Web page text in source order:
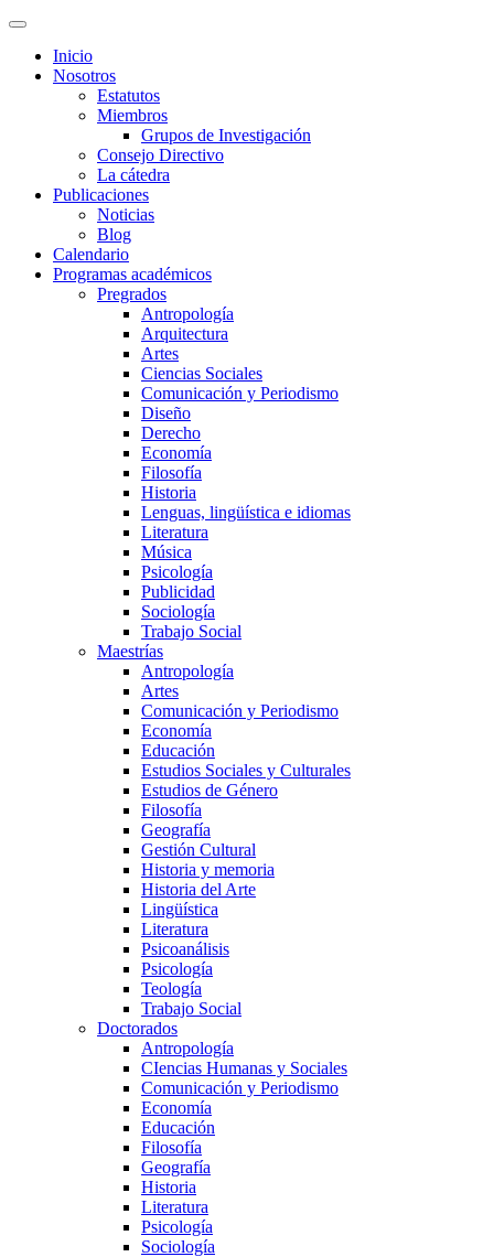
Inicio
Nosotros
Estatutos
Miembros
Grupos de Investigación
Consejo Directivo
La cátedra
Publicaciones
Noticias
Blog
Calendario
Programas académicos
Pregrados
Antropología
Arquitectura
Artes
Ciencias Sociales
Comunicación y Periodismo
Diseño
Derecho
Economía
Filosofía
Historia
Lenguas, lingüística e idiomas
Literatura
Música
Psicología
Publicidad
Sociología
Trabajo Social
Maestrías
Antropología
Artes
Comunicación y Periodismo
Economía
Educación
Estudios Sociales y Culturales
Estudios de Género
Filosofía
Geografía
Gestión Cultural
Historia y memoria
Historia del Arte
Lingüística
Literatura
Psicoanálisis
Psicología
Teología
Trabajo Social
Doctorados
Antropología
CIencias Humanas y Sociales
Comunicación y Periodismo
Economía
Educación
Filosofía
Geografía
Historia
Literatura
Psicología
Sociología